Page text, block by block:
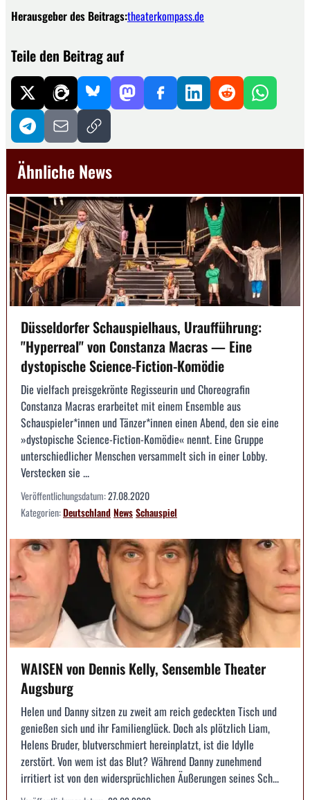
Herausgeber des Beitrags:theaterkompass.de
Teile den Beitrag auf
Ähnliche News
Düsseldorfer Schauspielhaus, Uraufführung:
"Hyperreal" von Constanza Macras — Eine
dystopische Science-Fiction-Komödie
Die vielfach preisgekrönte Regisseurin und Choreografin
Constanza Macras erarbeitet mit einem Ensemble aus
Schauspieler*innen und Tänzer*innen einen Abend, den sie eine
»dystopische Science-Fiction-Komödie« nennt. Eine Gruppe
unterschiedlicher Menschen versammelt sich in einer Lobby.
Verstecken sie ...
Veröffentlichungsdatum:27.08.2020
Kategorien:DeutschlandNewsSchauspiel
WAISEN von Dennis Kelly, Sensemble Theater
Augsburg
Helen und Danny sitzen zu zweit am reich gedeckten Tisch und
genießen sich und ihr Familienglück. Doch als plötzlich Liam,
Helens Bruder, blutverschmiert hereinplatzt, ist die Idylle
zerstört. Von wem ist das Blut? Während Danny zunehmend
irritiert ist von den widersprüchlichen Äußerungen seines Sch...